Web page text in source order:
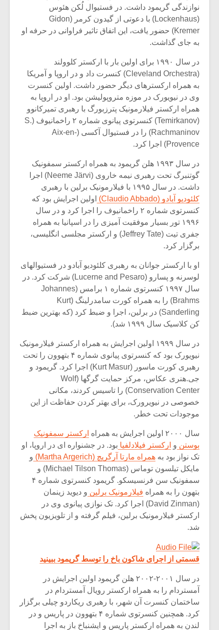
نوازندگی گریمود داشت. در فستیوال لُکن هئوس
(Lockenhaus) با دعوتی از گیدون کرمر (Gidon
Kremer) حضور یافت، این اتفاق تاثیر فراوانی در حرفه او
به جای گذاشت.
در سال ۱۹۹۰ برای اولین بار با ارکستر کلوولند
(Cleveland Orchestra) کنسرت داد و در اروپا و آمریکا
به همراه ارکسترهای دیگر حضور داشت. اولین کنسرت
وی در نیویورک در موزه متروپولیشن بود. او در اروپا به
همراه ارکستر فیلارمونیک پترزبورگ با رهبری تمیرکانوو
(Temirkanov) کنسرتوی پیانوی شماره ۲ راخمانیوف (S.
Rachmaninov) را در فستیوال آکسی (Aix-en-
Provence) اجرا کرد.
در سال ۱۹۹۳ هلن گریمود به همراه ارکستر سمفونیک
گوتنبرگ تحت رهبری نیمه خاروی (Neeme Järvi) اجرا
داشت. در سال ۱۹۹۵ با فیلارمونیک برلین با رهبری
کلئودیو آبادو (Claudio Abbado)
اولین اجرایش بود که
کنسرتوی شماره ۲ راخمانیوف را اجرا کرد و در سال
۱۹۹۶ تور بسیار موفقیت آمیزی را در اسپانیا به همراه
جفری تیت (Jeffrey Tate) و ارکستر مجلسی انگلیسی،
برگزار کرد.
او با ارکستر جوانان به رهبری کلئودیو آبادو در فستیوالهای
لوسرنه و پسارو (Lucerne and Pesaro) شرکت کرد. در
سال ۱۹۹۷ کنسرتوی شماره ۱ برامس (Johannes
Brahms) را به همراه کورت سامدرلینگ (Kurt
Sanderling) در برلین، اجرا و ضبط کرد (که بهترین ضبط
کن کلاسیک سال ۱۹۹۹ شد).
در سال ۱۹۹۹ اولین اجرایش به همراه ارکستر فیلارمونیک
نیویورک بود که کنسرتوی پیانوی شماره ۴ بتهوون را تحت
رهبری کورت ماسور (Kurt Masur) اجرا کرد. گریمود و
جی.هنری عکاس، مرکز حمایت گرگها (Wolf
Conservation Center) را تاسیس کردند، مکانی
خصوصی در نیویرورک، برای بهتر کردن حفاظت از این
موجودات تحت خطر.
سال ۲۰۰۰ اولین اجرایش به همراه
ارکستر سمفونیک
بوستن و ارکستر فیلادلفیا بود. در جشنواره ای در اروپا، او
تک نواز بود به همراه مارتا آرگریچ (Martha Argerich)
و
مایکل تیلسون توماس (Michael Tilson Thomas) و
سمفونیک سن فرنسیسکو. گریمود کنسرتوی شماره ۴
بتهون را به همراه فیلارمونیک برلین و دیوید زینمان
(David Zinman) اجرا کرد. تک نوازی پیانوی وی در
ارکستر فیلارمونیک برلین، فیلم گرفته و از تلویزیون پخش
شد.
قسمتی از اجرای شاکون باخ را توسط گریمود ببینید
در سال ۲۰۰۱-۲۰۰۲ هلن گریمود اولین اجرایش در
آمستردام را به همراه ارکستر رویال آمستردام در
ساختمان کنسرت آن شهر، با رهبری ریکاردو چیلی برگزار
کرد. همچنین کنسرتوی شماره ۴ بتهوون در پاریس و در
لندن به همراه ارکستر پاریس و ایشنباخ باز به اجرا
یادداشتی بر موسیقی
متن فیلم «متری
شیش و نیم»
اگر نمی توانی
مشهورترین باشی،
بدنام ترین باش
موسیقی
موسیقی